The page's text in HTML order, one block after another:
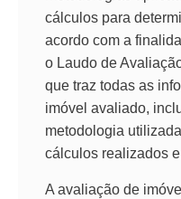
cálculos para
acordo com a
o Laudo de
que traz todas as
imóvel avaliado,
metodologia
cálculos realizados
A avaliação de